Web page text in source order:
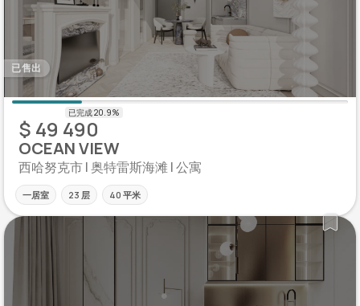
已售出
$ 49 490
OCEAN VIEW
西哈努克市 | 奥特雷斯海滩 | 公寓
一居室 23 层 40 平米